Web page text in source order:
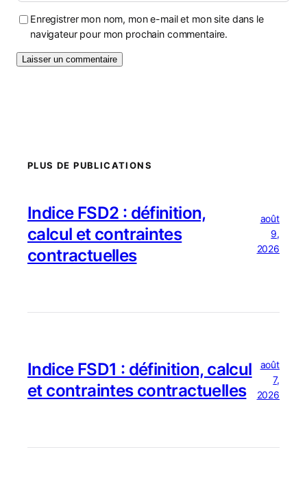
Enregistrer mon nom, mon e-mail et mon site dans le
navigateur pour mon prochain commentaire.
PLUS DE PUBLICATIONS
Indice FSD2 : définition,
calcul et contraintes
contractuelles
août
9,
2026
Indice FSD1 : définition, calcul
et contraintes contractuelles
août
7,
2026